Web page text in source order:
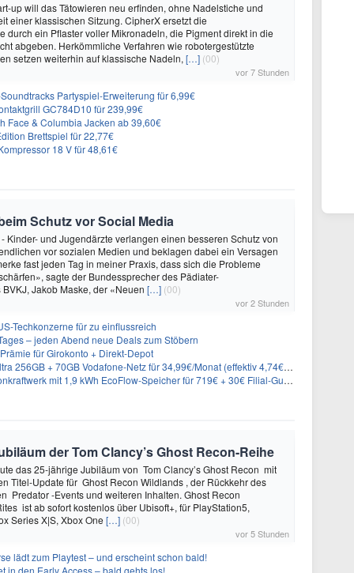
up will das Tätowieren neu erfinden, ohne Nadelstiche und
einer klassischen Sitzung. CipherX ersetzt die
durch ein Pflaster voller Mikronadeln, die Pigment direkt in die
abgeben. Herkömmliche Verfahren wie robotergestützte
setzen weiterhin auf klassische Nadeln, […] (00)
vor 7 Stunden
Partyspiel-Erweiterung für 6,99€
GC784D10 für 239,99€
Face & Columbia Jacken ab 39,60€
Brettspiel für 22,77€
18 V für 48,61€
Schutz vor Social Media
Kinder- und Jugendärzte verlangen einen besseren Schutz von
vor sozialen Medien und beklagen dabei ein Versagen
fast jeden Tag in meiner Praxis, dass sich die Probleme
sagte der Bundessprecher des Pädiater-
Jakob Maske, der «Neuen […] (00)
vor 2 Stunden
Techkonzerne für zu einflussreich
– jeden Abend neue Deals zum Stöbern
für Girokonto + Direkt-Depot
256GB + 70GB Vodafone-Netz für 34,99€/Monat (effektiv 4,74€/Monat)
mit 1,9 kWh EcoFlow-Speicher für 719€ + 30€ Filial-Gutschein
der Tom Clancy’s Ghost Recon-Reihe
das 25-jährige Jubiläum von Tom Clancy’s Ghost Recon mit
Titel-Update für Ghost Recon Wildlands , der Rückkehr des
Predator -Events und weiteren Inhalten. Ghost Recon
ist ab sofort kostenlos über Ubisoft+, für PlayStation5,
Series X|S, Xbox One […] (00)
vor 5 Stunden
lädt zum Playtest – und erscheint schon bald!
in den Early Access – bald gehts los!